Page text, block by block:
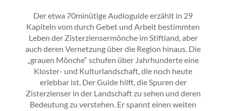
Der etwa 70minütige Audioguide erzählt in 29
Kapiteln vom durch Gebet und Arbeit bestimmten
Leben der Zisterziensermönche im Stiftland, aber
auch deren Vernetzung über die Region hinaus. Die
„grauen Mönche“ schufen über Jahrhunderte eine
Kloster- und Kulturlandschaft, die noch heute
erlebbar ist. Der Guide hilft, die Spuren der
Zisterzienser in der Landschaft zu sehen und deren
Bedeutung zu verstehen. Er spannt einen weiten